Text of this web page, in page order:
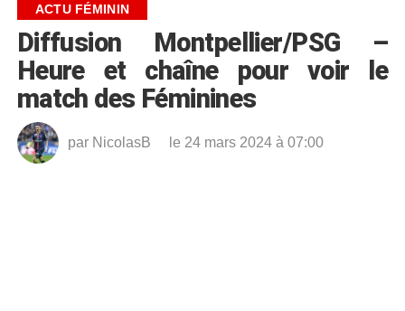
ACTU FÉMININ
Diffusion Montpellier/PSG –
Heure et chaîne pour voir le
match des Féminines
par NicolasB le 24 mars 2024 à 07:00